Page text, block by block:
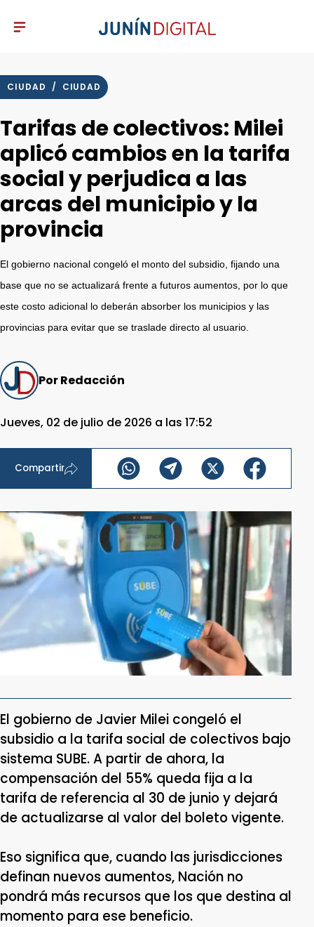
CIUDAD / CIUDAD
Tarifas de colectivos: Milei
aplicó cambios en la tarifa
social y perjudica a las
arcas del municipio y la
provincia
El gobierno nacional congeló el monto del subsidio, fijando una
base que no se actualizará frente a futuros aumentos, por lo que
este costo adicional lo deberán absorber los municipios y las
provincias para evitar que se traslade directo al usuario.
Por Redacción
Jueves, 02 de julio de 2026 a las 17:52
Compartir
El gobierno de Javier Milei congeló el
subsidio a la tarifa social de colectivos bajo
sistema SUBE. A partir de ahora, la
compensación del 55% queda fija a la
tarifa de referencia al 30 de junio y dejará
de actualizarse al valor del boleto vigente.
Eso significa que, cuando las jurisdicciones
definan nuevos aumentos, Nación no
pondrá más recursos que los que destina al
momento para ese beneficio.